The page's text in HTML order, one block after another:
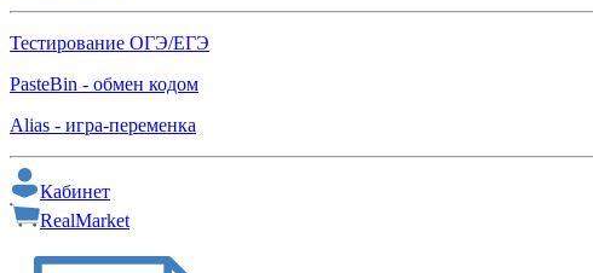
Тестирование ОГЭ/ЕГЭ
PasteBin - обмен кодом
Alias - игра-переменка
Кабинет
RealMarket